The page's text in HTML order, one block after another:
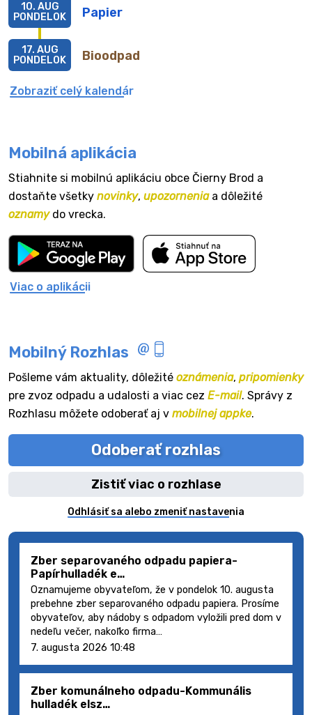
Papier
10. AUG
PONDELOK
Bioodpad
17. AUG
PONDELOK
Zobraziť celý kalendár
Mobilná aplikácia
Stiahnite si mobilnú aplikáciu obce Čierny Brod a
dostaňte všetky novinky, upozorneniaa dôležité
oznamydo vrecka.
Viac o aplikácii
Mobilný Rozhlas
Pošleme vám aktuality, dôležité oznámenia, pripomienky
pre zvoz odpadu a udalosti a viac cez E-mail. Správy z
Rozhlasu môžete odoberať aj v mobilnej appke.
Odoberať rozhlas
Zistiť viac o rozhlase
Odhlásiť sa alebo zmeniť nastavenia
Zber separovaného odpadu papiera-
Papírhulladék e…
Oznamujeme obyvateľom, že v pondelok 10. augusta
prebehne zber separovaného odpadu papiera. Prosíme
obyvateľov, aby nádoby s odpadom vyložili pred dom v
nedeľu večer, nakoľko firma…
7. augusta 2026 10:48
Zber komunálneho odpadu-Kommunális
hulladék elsz…